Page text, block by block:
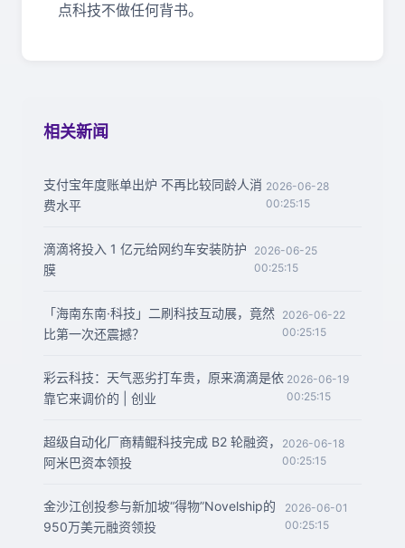
点科技不做任何背书。
相关新闻
支付宝年度账单出炉 不再比较同龄人消
费水平
2026-06-28
00:25:15
滴滴将投入 1 亿元给网约车安装防护
膜
2026-06-25
00:25:15
「海南东南·科技」二刷科技互动展，竟然
比第一次还震撼？
2026-06-22
00:25:15
彩云科技：天气恶劣打车贵，原来滴滴是依
靠它来调价的 | 创业
2026-06-19
00:25:15
超级自动化厂商精鲲科技完成 B2 轮融资，
阿米巴资本领投
2026-06-18
00:25:15
金沙江创投参与新加坡“得物”Novelship的
950万美元融资领投
2026-06-01
00:25:15